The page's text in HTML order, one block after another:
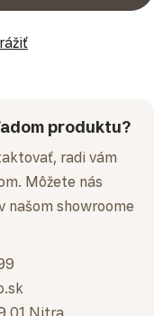
produktu?
radi vám
Môžete nás
našom showroome
01 Nitra